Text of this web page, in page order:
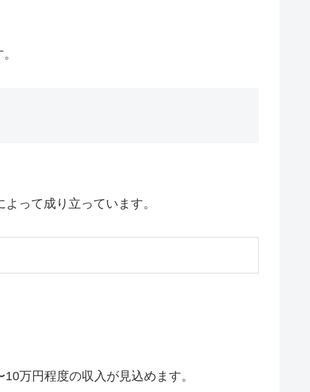
よって成り立っています。
万円程度の収入が見込めます。